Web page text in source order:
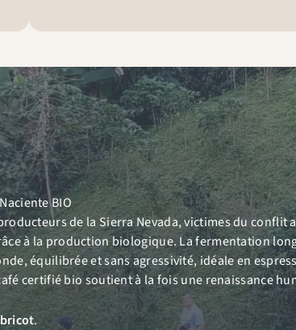
BIO
de la Sierra Nevada, victimes du
à la production biologique. La fermentation
équilibrée et sans agressivité, idéale en
certifié bio soutient à la fois une renaissance
.